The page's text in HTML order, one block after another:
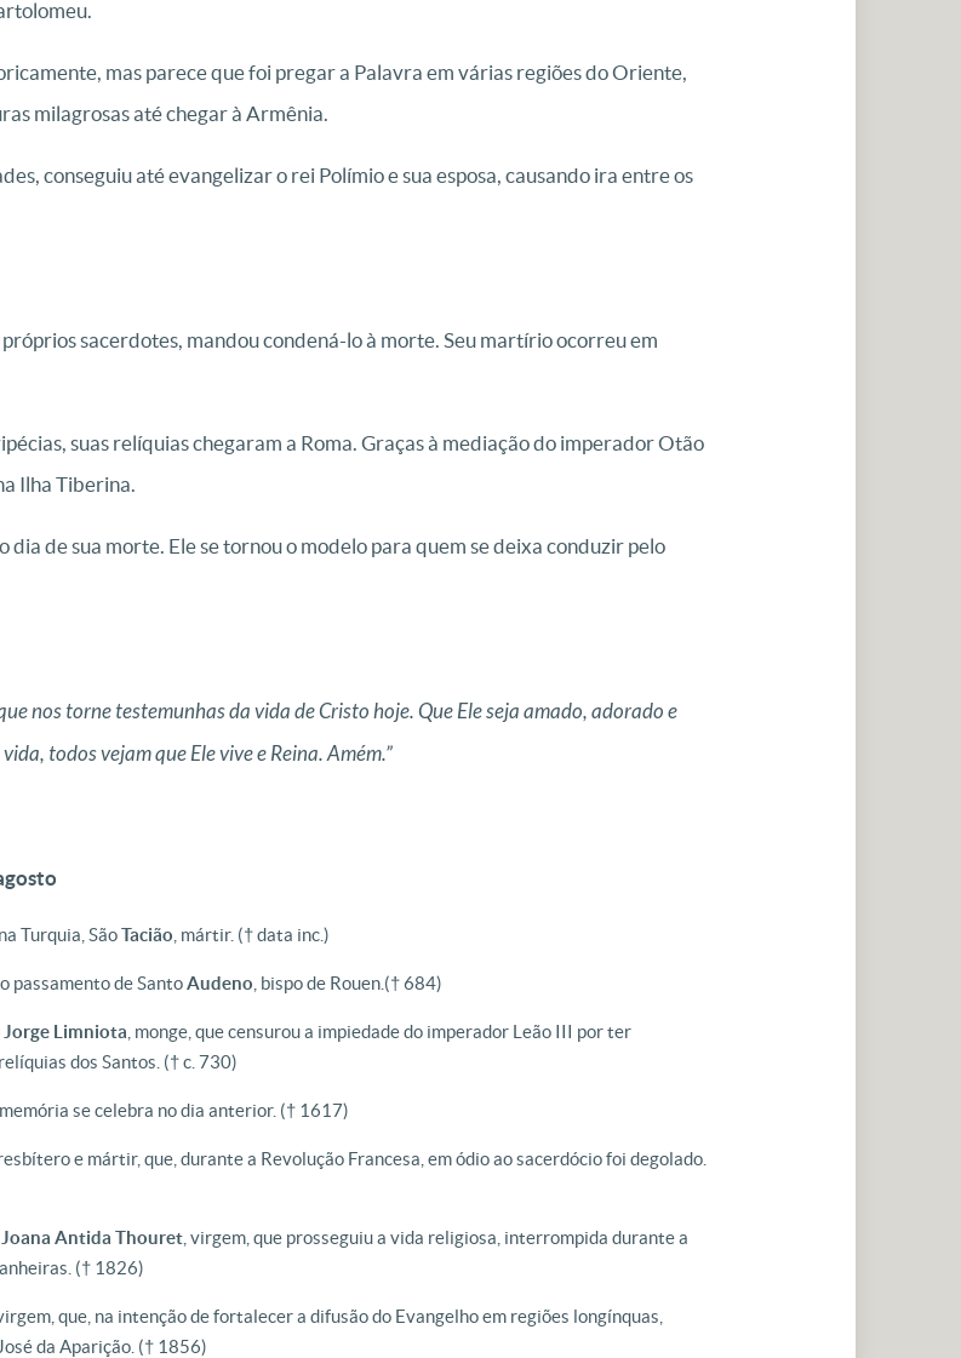
mas parece que foi pregar a Palavra em várias regiões do Oriente,
milagrosas até chegar à Armênia.
conseguiu até evangelizar o rei Polímio e sua esposa, causando ira entre os
sacerdotes, mandou condená-lo à morte. Seu martírio ocorreu em
suas relíquias chegaram a Roma. Graças à mediação do imperador Otão
Ilha Tiberina.
de sua morte. Ele se tornou o modelo para quem se deixa conduzir pelo
nos torne testemunhas da vida de Cristo hoje. Que Ele seja amado, adorado e
todos vejam que Ele vive e Reina. Amém.”
Turquia, SãoTacião , mártir. († data inc.)
passamento de SantoAudeno , bispo de Rouen. († 684)
Jorge Limniota , monge, que censurou a impiedade do imperador Leão III por ter
dos Santos. († c. 730)
memória se celebra no dia anterior. († 1617)
e mártir, que, durante a Revolução Francesa, em ódio ao sacerdócio foi degolado.
Joana Antida Thouret, virgem, que prosseguiu a vida religiosa, interrompida durante a
(† 1826)
que, na intenção de fortalecer a difusão do Evangelho em regiões longínquas,
da Aparição. († 1856)